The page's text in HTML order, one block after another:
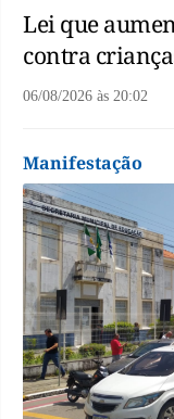
Lei que
contra
06/08/2026 às 20:02
Manifestação